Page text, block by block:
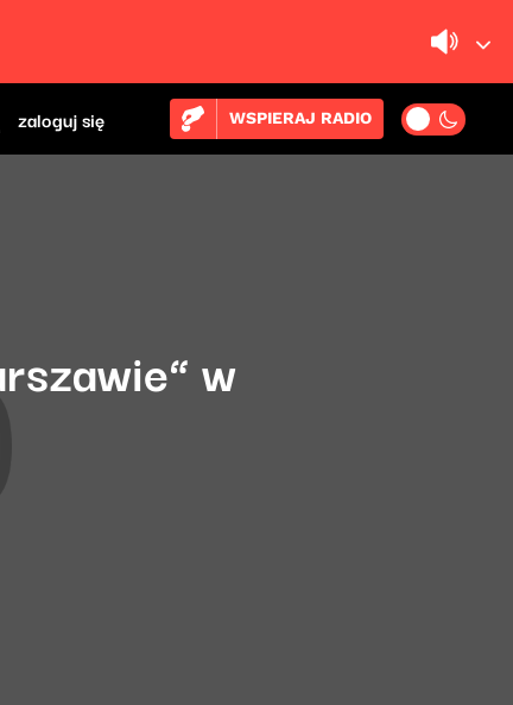
zaloguj się WSPIERAJ RADIO
w